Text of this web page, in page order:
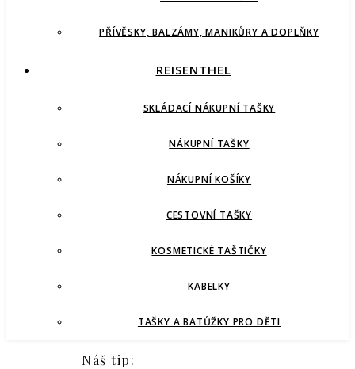
PŘÍVĚSKY, BALZÁMY, MANIKŮRY A DOPLŇKY
REISENTHEL
SKLÁDACÍ NÁKUPNÍ TAŠKY
NÁKUPNÍ TAŠKY
NÁKUPNÍ KOŠÍKY
CESTOVNÍ TAŠKY
KOSMETICKÉ TAŠTIČKY
KABELKY
TAŠKY A BATŮŽKY PRO DĚTI
Náš tip: